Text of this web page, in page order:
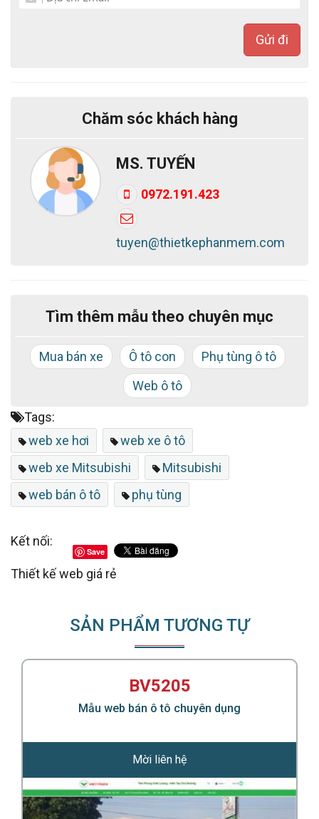
- Thiết kế web Bắc Việt hỗ trợ nhập Menu, 20 bài viết
- Cung cấp tài liệu hướng dẫn kèm hình ảnh chi tiết.
- Hỗ trợ kỹ thuật trọn đời qua Zalo, Facebook, Máy
tính - TeamView...
Với mẫu website bán xe ô tô Mitsubishi đẹp bạn sẽ
hoàn toàn làm chủ cuộc chơi thương trường của
mình. Dễ dàng thực hiện các chiến lược kinh doanh,
được những mẫu ưng ý hoặc có thể nảy ra được ý
website bán hàng theo yêu cầu, hãy liên hệ với Bắc
0913.03.03.28 (Mr. Tùng).
Gửi đi
Chăm sóc khách hàng
MS. TUYẾN
0972.191.423
tuyen@thietkephanmem.com
Tìm thêm mẫu theo chuyên mục
Mua bán xe Ô tô con
Phụ tùng ô tô
Web ô tô
Tags:
web xe hơi
web xe ô tô
web xe Mitsubishi
Mitsubishi
web bán ô tô
phụ tùng
Kết nối:
Save
Thiết kế web giá rẻ
SẢN PHẨM TƯƠNG TỰ
BV5205
Mẫu web bán ô tô chuyên dụng
Mời liên hệ